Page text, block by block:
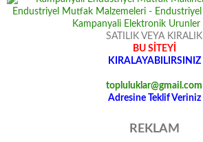
SATILIK VEYA KIRALIK
BU SİTEYİ
KIRALAYABILIRSINIZ
topluluklar@gmail.com
Adresine Teklif Veriniz
REKLAM